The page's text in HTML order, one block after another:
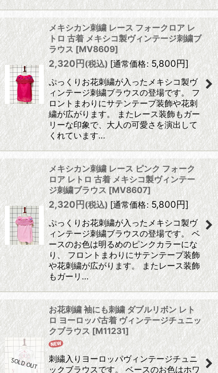
メキシカン刺繍 レース フォークロア レ
トロ 古着 メキシコ製ヴィンテージ刺繍ブ
ラウス [MV8609]
2,320円(税込)[通常価格: 5,800円]
ぷっくりお花刺繍が入ったメキシコ製ヴ
ィンテージ刺繍ブラウスの登場です。 フ
ロントまわりにサテンテープ装飾や花刺
繍が広がります。 またレース装飾もガー
リーな印象で、大人の可愛さを演出して
くれています…
メキシカン刺繍 レース ピンク フォーク
ロア レトロ 古着 メキシコ製ヴィンテー
ジ刺繍ブラウス[MV8607]
2,320円(税込)[通常価格: 5,800円]
ぷっくりお花刺繍が入ったメキシコ製ヴ
ィンテージ刺繍ブラウスの登場です。 ベ
ースのお色は明るめのピンクカラーにな
り、 フロントまわりにサテンテープ装飾
や花刺繍が広がります。 またレース装飾
もガーリ…
お花刺繍 袖にも刺繍 ダブルリボン レト
ロ ヨーロッパ古着 ヴィンテージチュニッ
クブラウス [M11231]
刺繍入りヨーロッパヴィンテージチュニ
ックブラウスです。 ベースのお色はホワ